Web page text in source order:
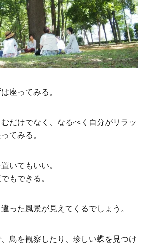
座ってみる。
だけでなく、なるべく自分がリラッ
てみる。
いてもいい。
もできる。
った風景が見えてくるでしょう。
鳥を観察したり、珍しい蝶を見つけ